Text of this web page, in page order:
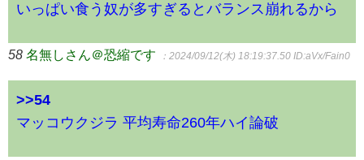
いっぱい食う奴が多すぎるとバランス崩れるから
58 名無しさん＠恐縮です ：2024/09/12(木) 18:19:37.50 ID:aVx/Fain0
>>54
マッコウクジラ 平均寿命260年ハイ論破